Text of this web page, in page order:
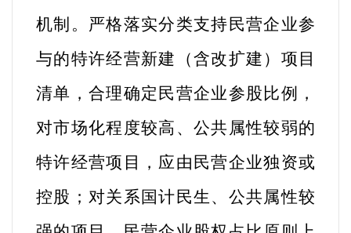
机制。 严格落实分类支持民营企业参
与的特许经营新建（含改扩建）项目
清单，合理确定民营企业参股比例，
对市场化程度较高、公共属性较弱的
特许经营项目，应由民营企业独资或
控股；对关系国计民生、公共属性较